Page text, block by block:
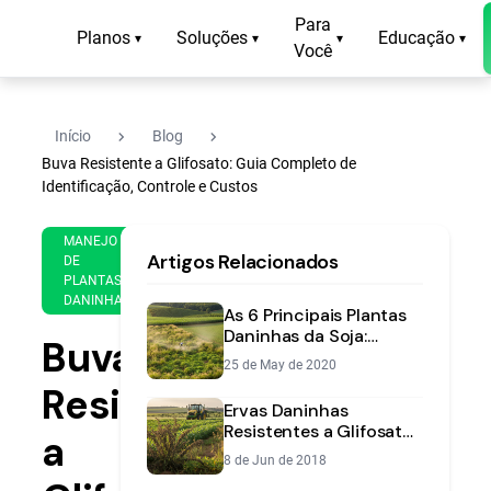
Planos ▾ Soluções ▾
Para
Você
▾ Educação ▾
Início navigate_next Blog navigate_next
Buva Resistente a Glifosato: Guia Completo de
Identificação, Controle e Custos
MANEJO
DE
PLANTAS
DANINHAS
Jun
2018
min
leitura
Buva
Resistente
a
Artigos Relacionados
As 6 Principais Plantas
Daninhas da Soja:
Identificação e
Controle
25 de May de 2020
Ervas Daninhas
Resistentes a Glifosato:
Guia | Aegro
8 de Jun de 2018